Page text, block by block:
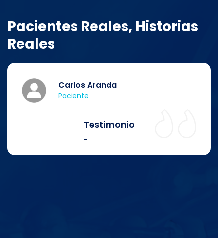
Pacientes Reales, Historias
Reales
Carlos Aranda
Paciente
Testimonio
-